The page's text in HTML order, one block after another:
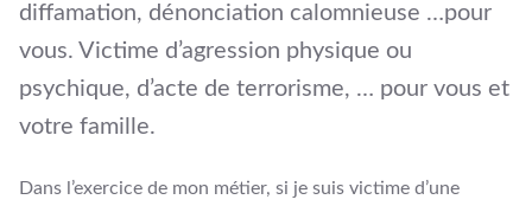
diffamation, dénonciation calomnieuse …pour
vous. Victime d’agression physique ou
psychique, d’acte de terrorisme, … pour vous et
votre famille.
Dans l’exercice de mon métier, si je suis victime d’une